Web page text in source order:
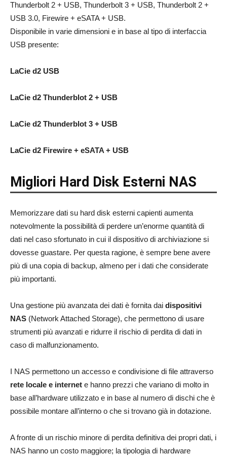
Thunderbolt 2 + USB, Thunderbolt 3 + USB, Thunderbolt 2 +
USB 3.0, Firewire + eSATA + USB.
Disponibile in varie dimensioni e in base al tipo di interfaccia
USB presente:
LaCie d2 USB
LaCie d2 Thunderblot 2 + USB
LaCie d2 Thunderblot 3 + USB
LaCie d2 Firewire + eSATA + USB
Migliori Hard Disk Esterni NAS
Memorizzare dati su hard disk esterni capienti aumenta
notevolmente la possibilità di perdere un’enorme quantità di
dati nel caso sfortunato in cui il dispositivo di archiviazione si
dovesse guastare. Per questa ragione, è sempre bene avere
più di una copia di backup, almeno per i dati che considerate
più importanti.
Una gestione più avanzata dei dati è fornita dai dispositivi
NAS (Network Attached Storage), che permettono di usare
strumenti più avanzati e ridurre il rischio di perdita di dati in
caso di malfunzionamento.
I NAS permettono un accesso e condivisione di file attraverso
rete locale e internet e hanno prezzi che variano di molto in
base all’hardware utilizzato e in base al numero di dischi che è
possibile montare all’interno o che si trovano già in dotazione.
A fronte di un rischio minore di perdita definitiva dei propri dati, i
NAS hanno un costo maggiore; la tipologia di hardware